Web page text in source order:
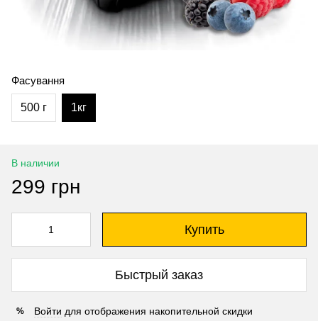
Фасування
500 г 1кг
В наличии
299 грн
Купить
Быстрый заказ
% Войти для отображения накопительной скидки